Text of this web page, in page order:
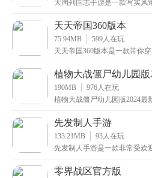
大周列国志手游是一款写实风
的古
天天帝国360版本
75.94MB 599 人在玩
天天帝国360版本是一款带你
植物大战僵尸幼儿园版
190MB 976 人在玩
植物大战僵尸幼儿园版2024最
先发制人手游
133.21MB 93 人在玩
先发制人手游是一款非常受欢
大家
零界战区官方版